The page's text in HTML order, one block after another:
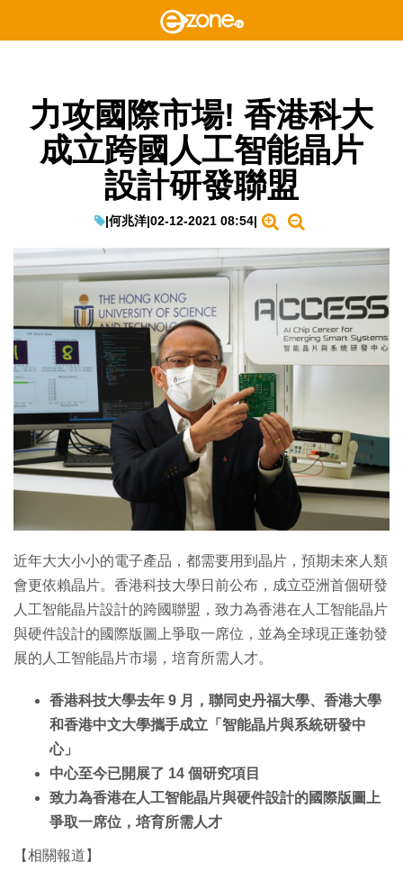
力攻國際市場! 香港科大
成立跨國人工智能晶片
設計研發聯盟
|何兆洋|02-12-2021 08:54|
近年大大小小的電子產品，都需要用到晶片，預期未來人類
會更依賴晶片。香港科技大學日前公布，成立亞洲首個研發
人工智能晶片設計的跨國聯盟，致力為香港在人工智能晶片
與硬件設計的國際版圖上爭取一席位，並為全球現正蓬勃發
展的人工智能晶片市場，培育所需人才。
香港科技大學去年 9 月，聯同史丹福大學、香港大學
和香港中文大學攜手成立「智能晶片與系統研發中
心」
中心至今已開展了 14 個研究項目
致力為香港在人工智能晶片與硬件設計的國際版圖上
爭取一席位，培育所需人才
【相關報道】